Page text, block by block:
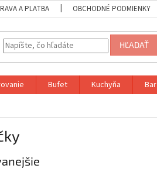
A PLATBA OBCHODNÉ PODMIENKY
HĽADAŤ
Bufet Kuchyňa Bar